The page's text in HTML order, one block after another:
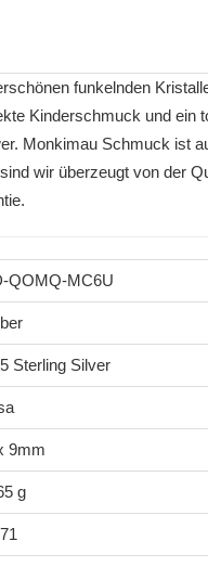
funkelnden
Kinderschmuck und ein
Monkimau Schmuck ist
wir überzeugt von der
QOMQ-MC6U
Sterling Silver
9mm
g